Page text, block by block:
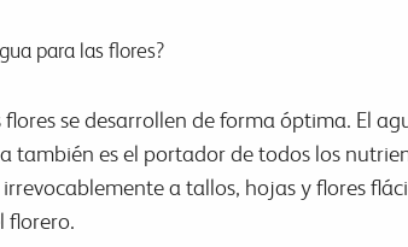
para las flores?
se desarrollen de forma óptima. El
también es el portador de todos los
irrevocablemente a tallos, hojas y flores
florero.